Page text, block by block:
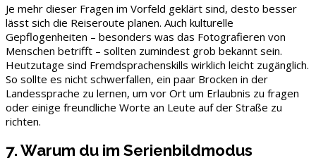
Je mehr dieser Fragen im Vorfeld geklärt sind, desto besser
lässt sich die Reiseroute planen. Auch kulturelle
Gepflogenheiten – besonders was das Fotografieren von
Menschen betrifft – sollten zumindest grob bekannt sein.
Heutzutage sind Fremdsprachenskills wirklich leicht zugänglich.
So sollte es nicht schwerfallen, ein paar Brocken in der
Landessprache zu lernen, um vor Ort um Erlaubnis zu fragen
oder einige freundliche Worte an Leute auf der Straße zu
richten.
7. Warum du im Serienbildmodus